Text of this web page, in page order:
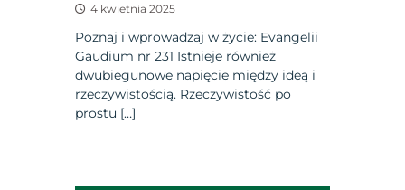
4 kwietnia 2025
Poznaj i wprowadzaj w życie: Evangelii
Gaudium nr 231 Istnieje również
dwubiegunowe napięcie między ideą i
rzeczywistością. Rzeczywistość po
prostu […]